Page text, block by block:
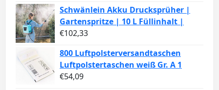
Schwänlein Akku Drucksprüher |
Gartenspritze | 10 L Füllinhalt |
€102,33
800 Luftpolsterversandtaschen
Luftpolstertaschen weiß Gr. A 1
€54,09